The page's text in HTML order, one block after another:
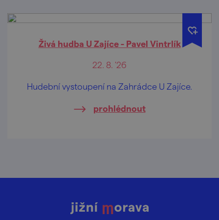
Živá hudba U Zajíce - Pavel Vintrlík
22. 8. '26
Hudební vystoupení na Zahrádce U Zajíce.
prohlédnout